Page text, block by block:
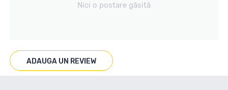
Marcaje
Nici o postare găsită
ADAUGA UN REVIEW